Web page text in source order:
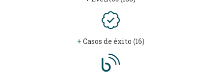
+ Casos de éxito (16)